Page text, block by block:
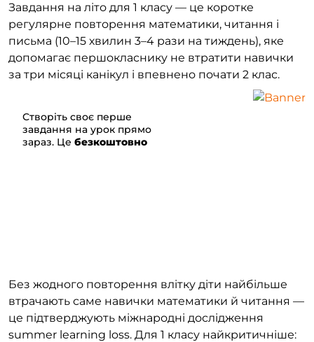
Завдання на літо для 1 класу — це коротке
регулярне повторення математики, читання і
письма (10–15 хвилин 3–4 рази на тиждень), яке
допомагає першокласнику не втратити навички
за три місяці канікул і впевнено почати 2 клас.
Створіть своє перше
завдання на урок прямо
зараз. Це безкоштовно
Без жодного повторення влітку діти найбільше
втрачають саме навички математики й читання —
це підтверджують міжнародні дослідження
summer learning loss. Для 1 класу найкритичніше: